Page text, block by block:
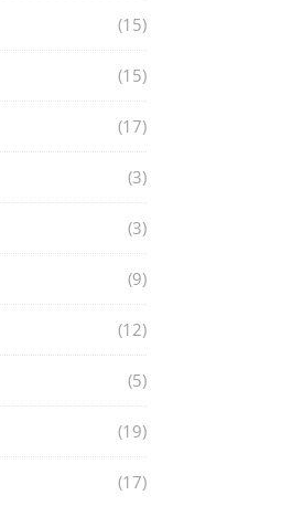
(15)
(15)
(17)
(3)
(3)
(9)
(12)
(5)
(19)
(17)